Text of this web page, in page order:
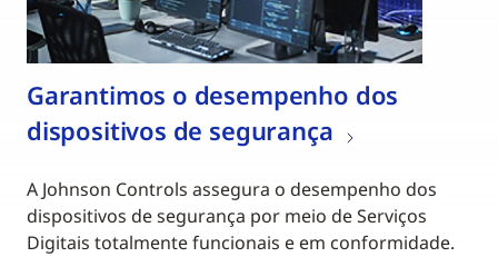
Garantimos o desempenho dos
dispositivos de segurança
A Johnson Controls assegura o desempenho dos
dispositivos de segurança por meio de Serviços
Digitais totalmente funcionais e em conformidade.